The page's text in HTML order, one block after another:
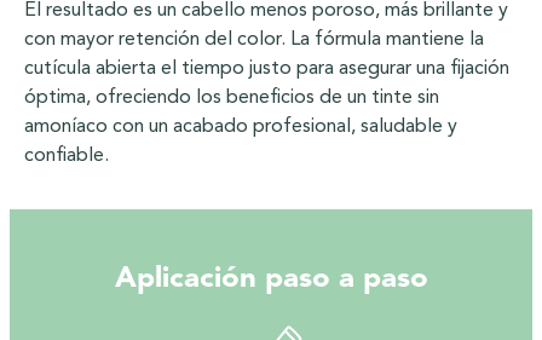
El resultado es un cabello menos poroso, más brillante y
con mayor retención del color. La fórmula mantiene la
cutícula abierta el tiempo justo para asegurar una fijación
óptima, ofreciendo los beneficios de un tinte sin
amoníaco con un acabado profesional, saludable y
confiable.
Aplicación paso a paso